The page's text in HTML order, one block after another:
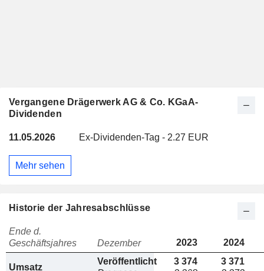
Vergangene Drägerwerk AG & Co. KGaA-
Dividenden
11.05.2026 Ex-Dividenden-Tag - 2.27 EUR
Mehr sehen
Historie der Jahresabschlüsse
Ende d.
Geschäftsjahres
Dezember 2023 2024
Umsatz
Veröffentlicht
3 374
3 371